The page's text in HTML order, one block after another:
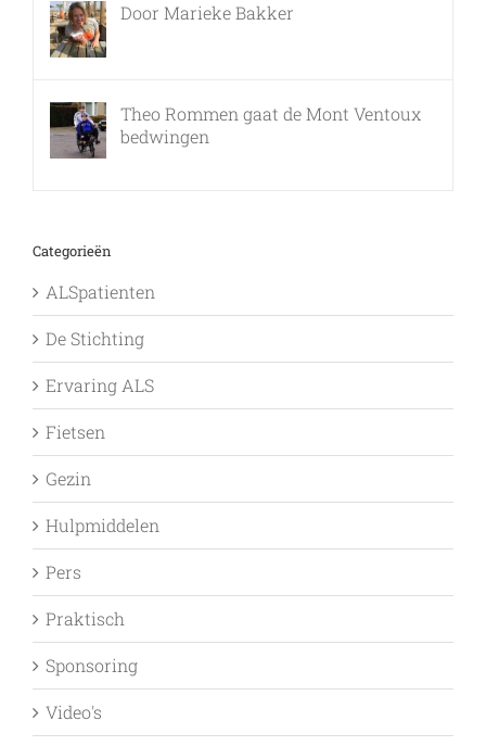
Door Marieke Bakker
Theo Rommen gaat de Mont Ventoux
bedwingen
Categorieën
ALSpatienten
De Stichting
Ervaring ALS
Fietsen
Gezin
Hulpmiddelen
Pers
Praktisch
Sponsoring
Video's